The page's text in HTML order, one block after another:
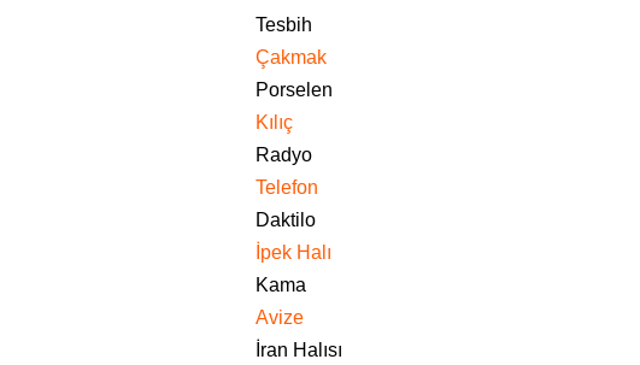
Tesbih
Çakmak
Porselen
Kılıç
Radyo
Telefon
Daktilo
İpek Halı
Kama
Avize
İran Halısı